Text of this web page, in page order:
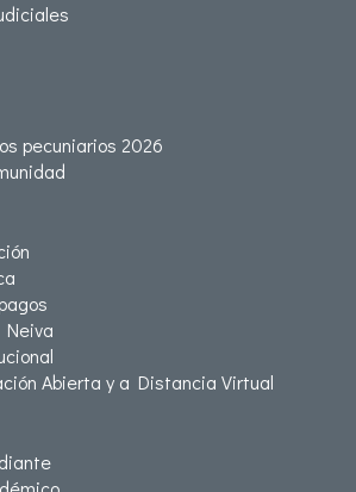
pecuniarios 2026
Neiva
Abierta y a Distancia Virtual